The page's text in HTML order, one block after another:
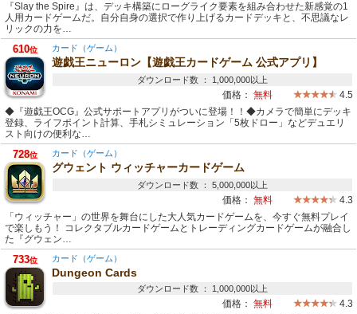
『Slay the Spire』は、デッキ構築にローグライク要素を組み合わせた新感覚の1
人用カードゲームだ。自分自身の選択で作り上げるカードデッキと、不思議なレ
リックの力を…
610位 カード（ゲーム）
遊戯王ニューロン【遊戯王カードゲーム 公式アプリ】
ダウンロード数 ： 1,000,000以上
価格： 無料
4.5
◆『遊戯王OCG』公式サポートアプリがついに登場！！◆カメラで簡単にデッキ
登録、ライフポイント計算、手札シミュレーション「5枚ドロー」などデュエリ
スト向けの便利な…
728位 カード（ゲーム）
グウェント ウィッチャーカードゲーム
ダウンロード数 ： 5,000,000以上
価格： 無料
4.3
「ウィッチャー」の世界を舞台にした大人気カードゲームを、今すぐ無料プレイ
で楽しもう！ コレクタブルカードゲームとトレーディングカードゲームが融合し
た『グウェン…
733位 カード（ゲーム）
Dungeon Cards
ダウンロード数 ： 1,000,000以上
価格： 無料
4.3